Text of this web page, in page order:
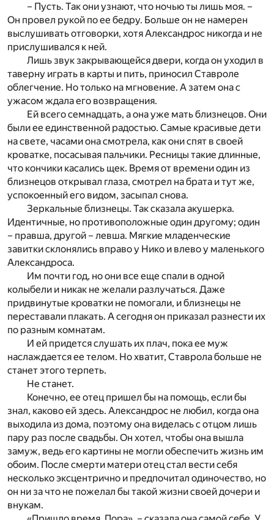
– Пусть. Так они узнают, что ночью ты лишь моя. –
Он провел рукой по ее бедру. Больше он не намерен
выслушивать отговорки, хотя Александрос никогда и не
прислушивался к ней.
Лишь звук закрывающейся двери, когда он уходил в
таверну играть в карты и пить, приносил Ставроле
облегчение. Но только на мгновение. А затем она с
ужасом ждала его возвращения.
Ей всего семнадцать, а она уже мать близнецов. Они
были ее единственной радостью. Самые красивые дети
на свете, часами она смотрела, как они спят в своей
кроватке, посасывая пальчики. Ресницы такие длинные,
что кончики касались щек. Время от времени один из
близнецов открывал глаза, смотрел на брата и тут же,
успокоенный его видом, засыпал снова.
Зеркальные близнецы. Так сказала акушерка.
Идентичные, но противоположные один другому; один
– правша, другой – левша. Мягкие младенческие
завитки склонялись вправо у Нико и влево у маленького
Александроса.
Им почти год, но они все еще спали в одной
колыбели и никак не желали разлучаться. Даже
придвинутые кроватки не помогали, и близнецы не
переставали плакать. А сегодня он приказал разнести их
по разным комнатам.
И ей придется слушать их плач, пока ее муж
наслаждается ее телом. Но хватит, Ставрола больше не
станет этого терпеть.
Не станет.
Конечно, ее отец пришел бы на помощь, если бы
знал, каково ей здесь. Александрос не любил, когда она
выходила из дома, поэтому она виделась с отцом лишь
пару раз после свадьбы. Он хотел, чтобы она вышла
замуж, ведь его картины не могли обеспечить жизнь им
обоим. После смерти матери отец стал вести себя
несколько эксцентрично и предпочитал одиночество, но
он ни за что не пожелал бы такой жизни своей дочери и
внукам.